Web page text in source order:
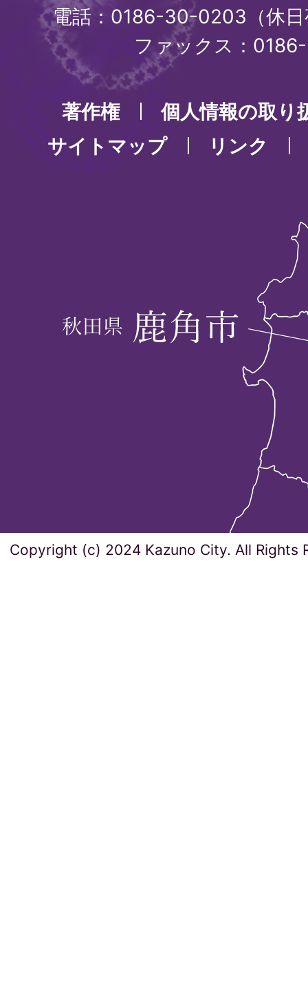
電話：0186-30-0203（休
ファックス：
著作権
個人情報の取り
サイトマップ
リンク
Copyright (c) 2024 Kazuno City. All Rights